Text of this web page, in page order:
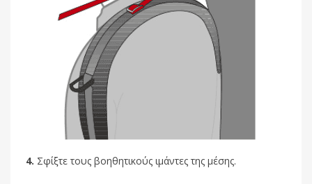
4. Σφίξτε τους βοηθητικούς ιμάντες της μέσης.